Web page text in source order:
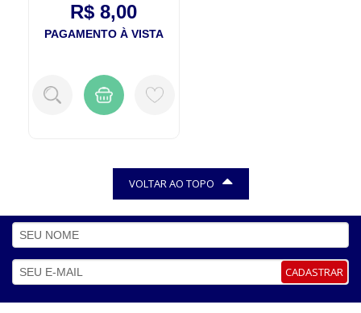
R$ 8,00
PAGAMENTO À VISTA
VOLTAR AO TOPO
CADASTRAR